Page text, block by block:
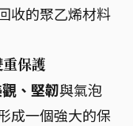
收的聚乙烯材料
保護
、堅韌與氣泡
成一個強大的保